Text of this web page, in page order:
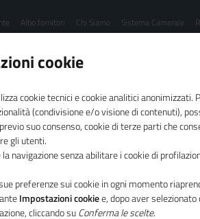
Albo fornitori Chi Siamo Sistema Camerale
per il sistema camerale
alimentare nel nuovo numero di
cookie
cookie tecnici e cookie analitici anonimizzati.
(condivisione e/o visione di contenuti),
suo consenso, cookie di terze parti che
gli utenti.
navigazione senza abilitare i cookie di
preferenze sui cookie in ogni momento
Impostazioni cookiee, dopo aver
cliccando suConferma le scelte.